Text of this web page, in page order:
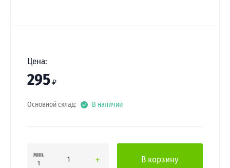
Цена:
295 ₽
Основной склад: В наличии
мин.
1
В корзину